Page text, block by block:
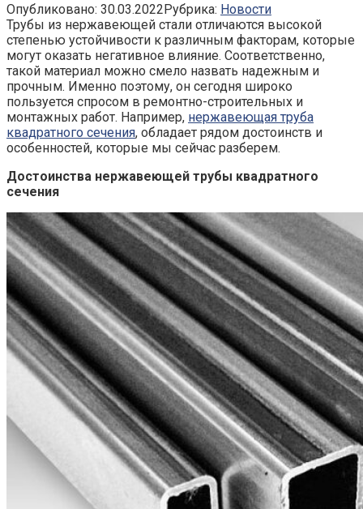
Опубликовано: 30.03.2022Рубрика: Новости
Трубы из нержавеющей стали отличаются высокой
степенью устойчивости к различным факторам, которые
могут оказать негативное влияние. Соответственно,
такой материал можно смело назвать надежным и
прочным. Именно поэтому, он сегодня широко
пользуется спросом в ремонтно-строительных и
монтажных работ. Например, нержавеющая труба
квадратного сечения, обладает рядом достоинств и
особенностей, которые мы сейчас разберем.
Достоинства нержавеющей трубы квадратного
сечения